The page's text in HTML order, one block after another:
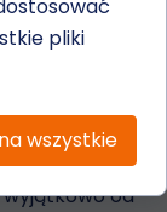
auta z
wynosi
od
od
pliki
wszystkie